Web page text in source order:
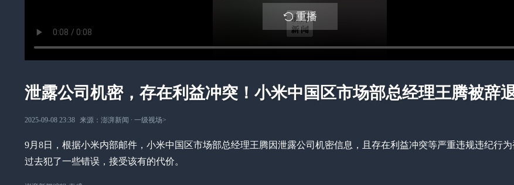
重播
泄露公司机密，存在利益冲突！小米中国区市场部总经理王腾被辞
2025-09-08 23:38 来源： 澎湃新闻 ∙ 一级视场>
9月8日，根据小米内部邮件，小米中国区市场部总经理王腾因泄露公司机密信息，且存在利益冲突等严重违规违纪行
过去犯了一些错误，接受该有的代价。